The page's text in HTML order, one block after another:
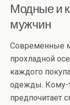
Модные и
мужчин
Современные
прохладной
каждого
одежды. Кому-
предпочитает